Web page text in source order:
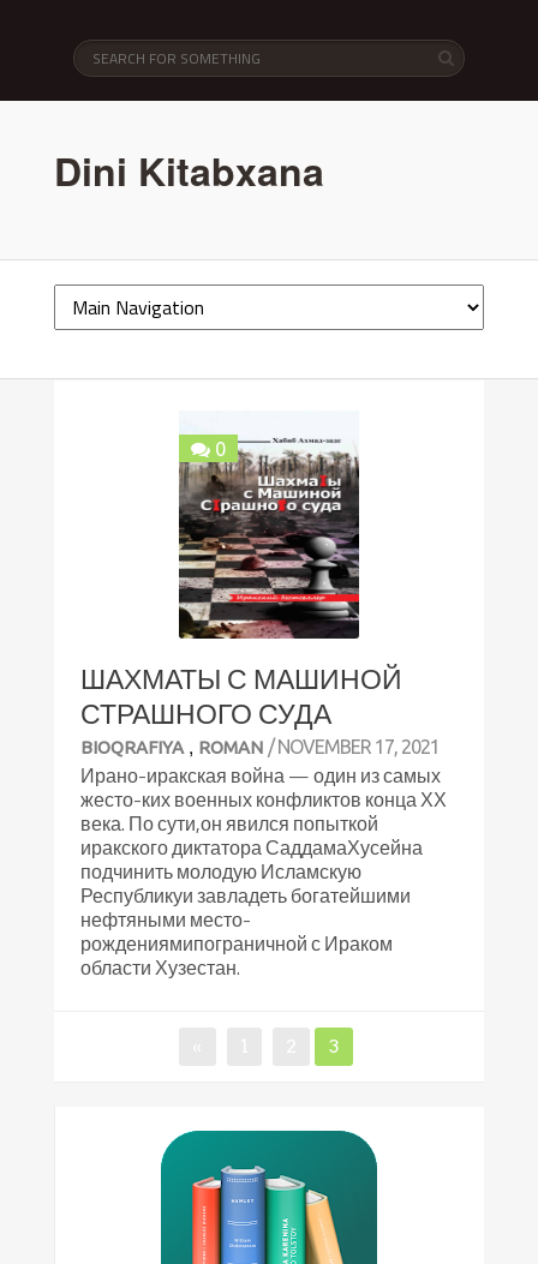
Dini Kitabxana
0
ШАХМАТЫ С МАШИНОЙ
СТРАШНОГО СУДА
BIOQRAFIYA, ROMAN / NOVEMBER 17, 2021
Ирано-иракская война — один из самых
жесто-ких военных конфликтов конца ХХ
века. По сути,он явился попыткой
иракского диктатора СаддамаХусейна
подчинить молодую Исламскую
Республикуи завладеть богатейшими
нефтяными место-
рождениямипограничной с Ираком
области Хузестан.
PagePage
3